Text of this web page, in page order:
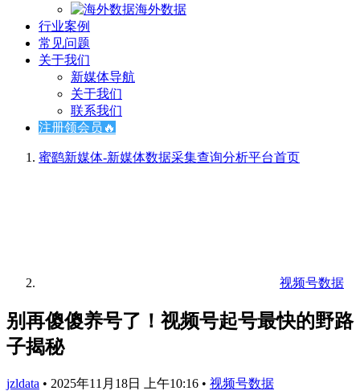
海外数据
行业案例
常见问题
关于我们
新媒体导航
关于我们
联系我们
注册领会员🔥
蜜鹞新媒体-新媒体数据采集查询分析平台首页
视频号数据
别再傻傻养号了！视频号起号最快的野路
子揭秘
jzldata • 2025年11月18日 上午10:16 • 视频号数据